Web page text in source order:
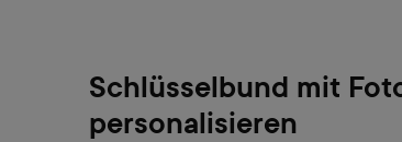
Schlüsselbund mit
personalisieren